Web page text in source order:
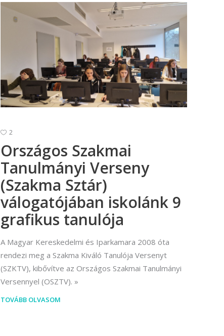
2
Országos Szakmai
Tanulmányi Verseny
(Szakma Sztár)
válogatójában iskolánk 9
grafikus tanulója
A Magyar Kereskedelmi és Iparkamara 2008 óta
rendezi meg a Szakma Kiváló Tanulója Versenyt
(SZKTV), kibővítve az Országos Szakmai Tanulmányi
Versennyel (OSZTV).
TOVÁBB OLVASOM